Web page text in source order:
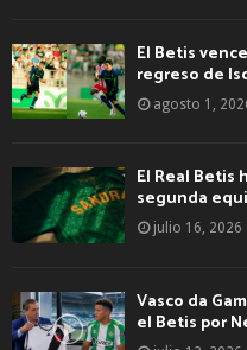
El Betis
regreso de
agosto 1,
El Real Betis
segunda
julio 16, 2026
Vasco da
el Betis por